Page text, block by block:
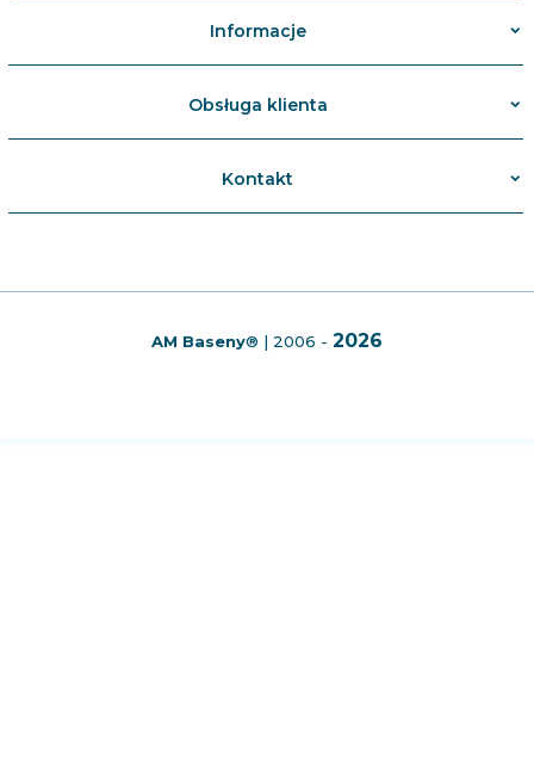
Informacje
Obsługa klienta
Kontakt
AM Baseny® | 2006 - 2026